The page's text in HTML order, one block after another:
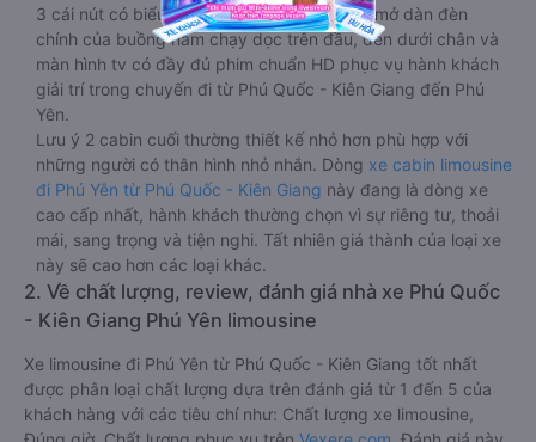
3 cái nút có biểu tượng nguồn dùng để tắt/mở dàn đèn
chính của buồng nằm chạy dọc trên đầu, đèn dưới chân và
màn hình tv có đầy đủ phim chuẩn HD phục vụ hành khách
giải trí trong chuyến đi từ Phú Quốc - Kiên Giang đến Phú
Yên.
Lưu ý 2 cabin cuối thường thiết kế nhỏ hơn phù hợp với
những người có thân hình nhỏ nhắn. Dòng xe cabin limousine
đi Phú Yên từ Phú Quốc - Kiên Giang này đang là dòng xe
cao cấp nhất, hành khách thường chọn vì sự riêng tư, thoải
mái, sang trọng và tiện nghi. Tất nhiên giá thành của loại xe
này sẽ cao hơn các loại khác.
2. Về chất lượng, review, đánh giá nhà xe Phú Quốc
- Kiên Giang Phú Yên limousine
Xe limousine đi Phú Yên từ Phú Quốc - Kiên Giang tốt nhất
được phân loại chất lượng dựa trên đánh giá từ 1 đến 5 của
khách hàng với các tiêu chí như: Chất lượng xe limousine,